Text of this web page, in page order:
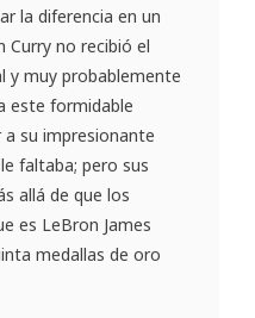
la diferencia en un
Curry no recibió el
y muy probablemente
este formidable
a su impresionante
faltaba; pero sus
allá de que los
es LeBron James
medallas de oro